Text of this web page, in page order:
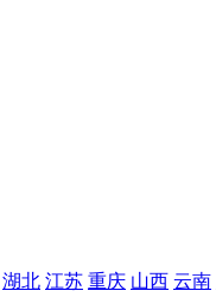
湖北 江苏 重庆 山西 云南